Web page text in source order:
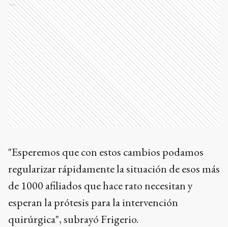
Ads
"Esperemos que con estos cambios podamos
regularizar rápidamente la situación de esos más
de 1000 afiliados que hace rato necesitan y
esperan la prótesis para la intervención
quirúrgica", subrayó Frigerio.